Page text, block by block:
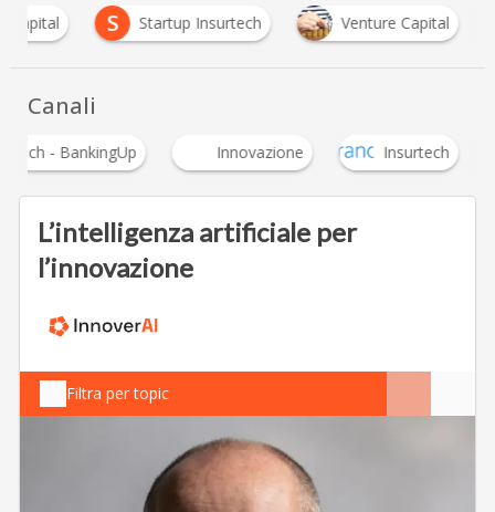
Capital S Startup Insurtech Venture Capital
Canali
- BankingUp Innovazione Insurtech
L’intelligenza artificiale per
l’innovazione
Filtra per topic